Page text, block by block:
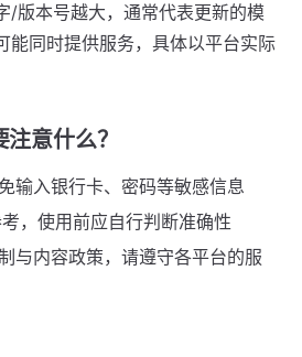
/版本号越大，通常代表更新的模
能同时提供服务，具体以平台实际
意什么？
输入银行卡、密码等敏感信息
，使用前应自行判断准确性
与内容政策，请遵守各平台的服